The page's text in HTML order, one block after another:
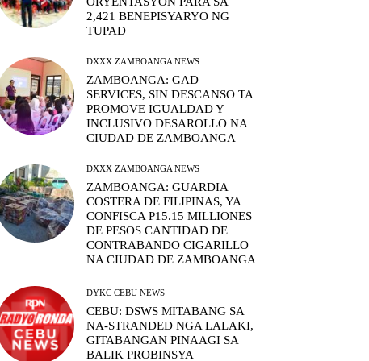
2,421 BENEPISYARYO NG
TUPAD
DXXX ZAMBOANGA NEWS
ZAMBOANGA: GAD
SERVICES, SIN DESCANSO TA
PROMOVE IGUALDAD Y
INCLUSIVO DESAROLLO NA
CIUDAD DE ZAMBOANGA
DXXX ZAMBOANGA NEWS
ZAMBOANGA: GUARDIA
COSTERA DE FILIPINAS, YA
CONFISCA P15.15 MILLIONES
DE PESOS CANTIDAD DE
CONTRABANDO CIGARILLO
NA CIUDAD DE ZAMBOANGA
DYKC CEBU NEWS
CEBU: DSWS MITABANG SA
NA-STRANDED NGA LALAKI,
GITABANGAN PINAAGI SA
BALIK PROBINSYA